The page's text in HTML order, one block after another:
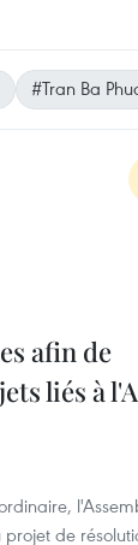
#Tran Ba
afin de
liés à
de